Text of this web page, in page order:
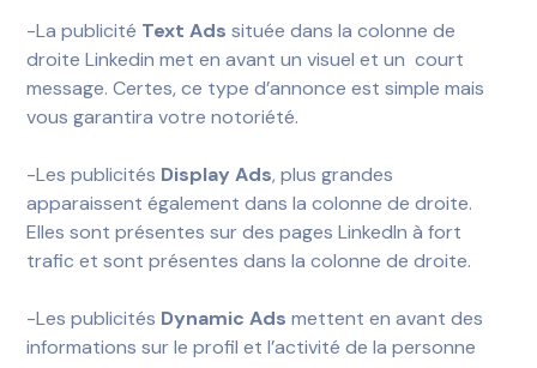
-La publicité Text Ads située dans la colonne de
droite Linkedin met en avant un visuel et un court
message. Certes, ce type d’annonce est simple mais
vous garantira votre notoriété.
-Les publicités Display Ads, plus grandes
apparaissent également dans la colonne de droite.
Elles sont présentes sur des pages LinkedIn à fort
trafic et sont présentes dans la colonne de droite.
-Les publicités Dynamic Ads mettent en avant des
informations sur le profil et l’activité de la personne